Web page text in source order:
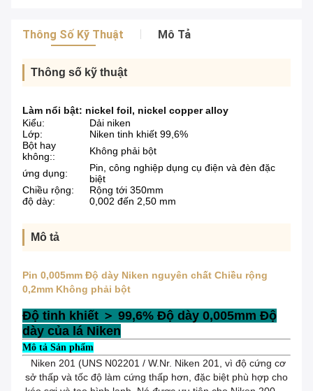
Thông Số Kỹ Thuật Mô Tả
Thông số kỹ thuật
Làm nổi bật: nickel foil, nickel copper alloy
Kiểu:
Dải niken
Lớp:
Niken tinh khiết 99,6%
Bột hay
không::
Không phải bột
ứng dụng:
Pin, công nghiệp dụng cụ điện và đèn đặc
biệt
Chiều rộng:
Rộng tới 350mm
độ dày:
0,002 đến 2,50 mm
Mô tả
Pin 0,005mm Độ dày Niken nguyên chất Chiều rộng
0,2mm Không phải bột
Độ tinh khiết ＞ 99,6% Độ dày 0,005mm Độ
dày của lá Niken
Mô tả Sản phẩm
Niken 201 (UNS N02201 / W.Nr. Niken 201, vì độ cứng cơ
sở thấp và tốc độ làm cứng thấp hơn, đặc biệt phù hợp cho